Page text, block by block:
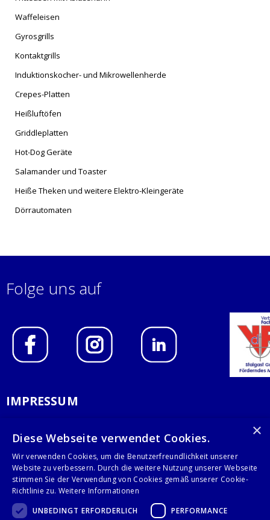
Waffeleisen
Gyrosgrills
Kontaktgrills
Induktionskocher- und Mikrowellenherde
Crepes-Platten
Heißluftöfen
Griddleplatten
Hot-Dog Geräte
Salamander und Toaster
Heiße Theken und weitere Elektro-Kleingeräte
Dörrautomaten
Folge uns auf
IMPRESSUM
AGB
KONTAKT
Stalgast GmbH
×
Diese Webseite verwendet Cookies.
Wir verwenden Cookies, um die Benutzerfreundlichkeit unserer
Website zu verbessern. Durch die weitere Nutzung unserer Webseite
stimmen Sie der Verwendung von Cookies gemäß unserer Cookie-
Richtlinie zu. Weitere Informationen
UNBEDINGT ERFORDERLICH
PERFORMANCE